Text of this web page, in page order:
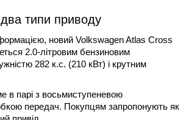
типи приводу
новий Volkswagen Atlas Cross
2.0-літровим бензиновим
282 к.с. (210 кВт) і крутним
в парі з восьмиступеневою
передач. Покупцям запропонують як